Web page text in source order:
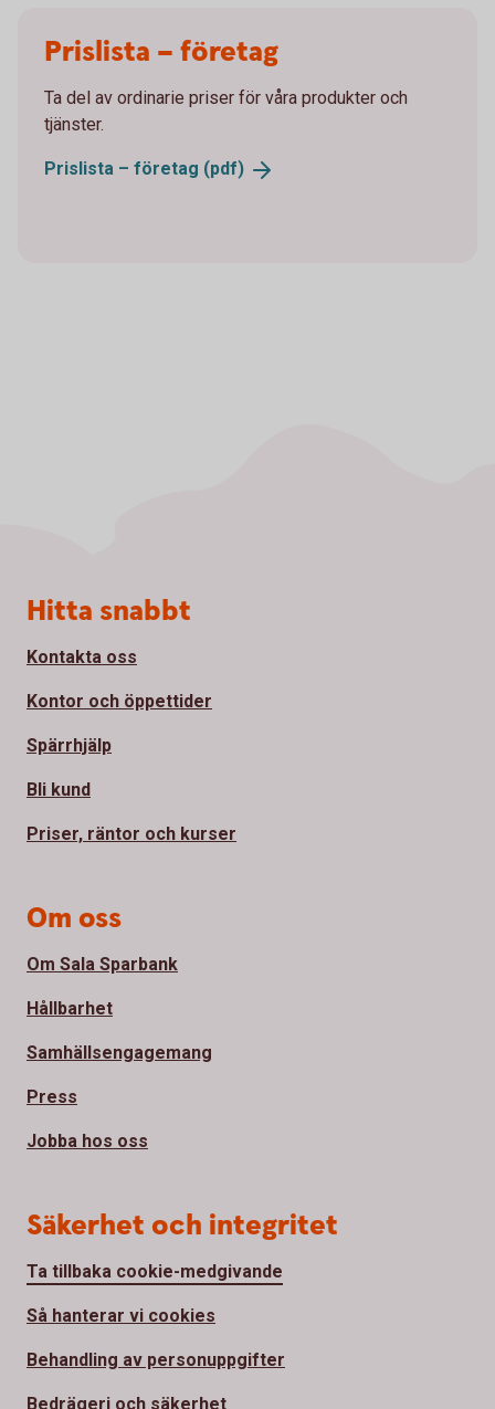
Prislista – företag
Ta del av ordinarie priser för våra produkter och
tjänster.
Prislista – företag (pdf)
Sidfot
Hitta snabbt
Kontakta oss
Kontor och öppettider
Spärrhjälp
Bli kund
Priser, räntor och kurser
Om oss
Om Sala Sparbank
Hållbarhet
Samhällsengagemang
Press
Jobba hos oss
Säkerhet och integritet
Ta tillbaka cookie-medgivande
Så hanterar vi cookies
Behandling av personuppgifter
Bedrägeri och säkerhet